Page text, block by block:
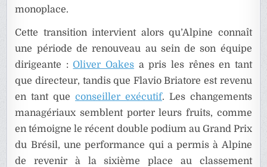
monoplace.
Cette transition intervient alors qu’Alpine connaît
une période de renouveau au sein de son équipe
dirigeante :Oliver Oakes a pris les rênes en tant
que directeur, tandis que Flavio Briatore est revenu
en tant que conseiller exécutif. Les changements
managériaux semblent porter leurs fruits, comme
en témoigne le récent double podium au Grand Prix
du Brésil, une performance qui a permis à Alpine
de revenir à la sixième place au classement